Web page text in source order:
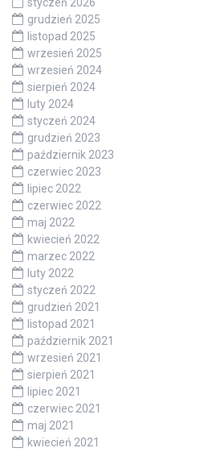
styczeń 2026
grudzień 2025
listopad 2025
wrzesień 2025
wrzesień 2024
sierpień 2024
luty 2024
styczeń 2024
grudzień 2023
październik 2023
czerwiec 2023
lipiec 2022
czerwiec 2022
maj 2022
kwiecień 2022
marzec 2022
luty 2022
styczeń 2022
grudzień 2021
listopad 2021
październik 2021
wrzesień 2021
sierpień 2021
lipiec 2021
czerwiec 2021
maj 2021
kwiecień 2021